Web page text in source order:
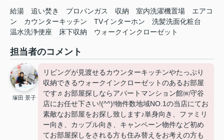
給湯 追い焚き プロパンガス 収納 室内洗濯機置場
エアコ
ン
カウンターキッチン TVインターホン
洗髪洗面化粧台
温水洗浄便座
床下収納 ウォークインクローゼット
担当者のコメント
塚田 景子
リビングが見渡せるカウンターキッチンやたっぷり
収納できるウォークインクローゼットのあるお部屋
です♬お部屋探しならアパートマンション館㈱守谷
店にお任せ下さい!(^^)!物件数地域NO.1の当店にてお
素敵なお部屋をお探し致します♪単身向き、ファミリ
ー向き、カップル向き、キャンペーン物件など初め
てお部屋探しをされる方も住み替えをお考えの方も